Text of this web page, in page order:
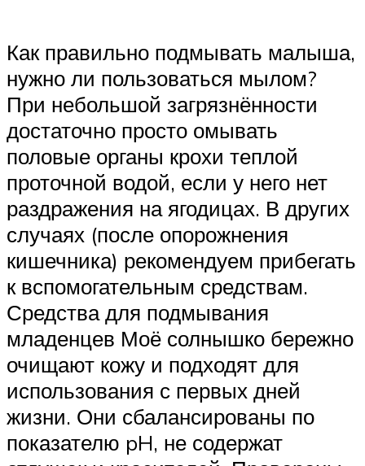
Как правильно подмывать малыша,
нужно ли пользоваться мылом?
При небольшой загрязнённости
достаточно просто омывать
половые органы крохи теплой
проточной водой, если у него нет
раздражения на ягодицах. В других
случаях (после опорожнения
кишечника) рекомендуем прибегать
к вспомогательным средствам.
Средства для подмывания
младенцев Моё солнышко бережно
очищают кожу и подходят для
использования с первых дней
жизни. Они сбалансированы по
показателю pH, не содержат